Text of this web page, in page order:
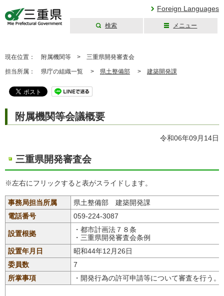
Foreign Languages
検索 メニュー
現在位置： 附属機関等 > 三重県開発審査会
担当所属： 県庁の組織一覧 > 県土整備部 > 建築開発課
附属機関等会議概要
令和06年09月14日
三重県開発審査会
※左右にフリックすると表がスライドします。
事務局担当所属
県土整備部 建築開発課
電話番号
059-224-3087
設置根拠
・都市計画法７８条
・三重県開発審査会条例
設置年月日
昭和44年12月26日
委員数
7
所掌事項
・開発行為の許可申請等について審査を行う。